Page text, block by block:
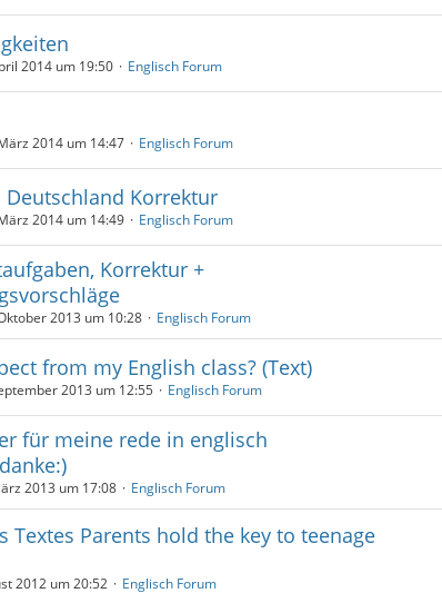
2014 um 19:50 Englisch Forum
2014 um 14:47 Englisch Forum
Korrektur
2014 um 14:49 Englisch Forum
Korrektur +
2013 um 10:28 Englisch Forum
from my English class? (Text)
2013 um 12:55 Englisch Forum
für meine rede in englisch
2013 um 17:08 Englisch Forum
Textes Parents hold the key to teenage
2012 um 20:52 Englisch Forum